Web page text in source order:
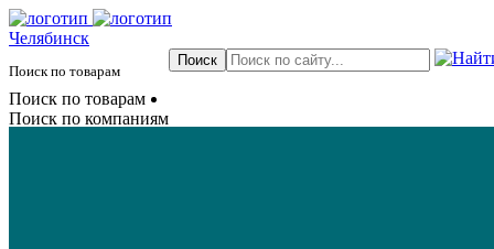
Челябинск
Поиск по товарам
Поиск по товарам
Поиск по компаниям